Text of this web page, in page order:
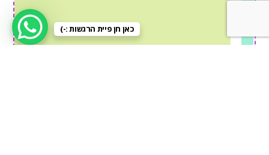
כאן חן פיית הרגשות :-)